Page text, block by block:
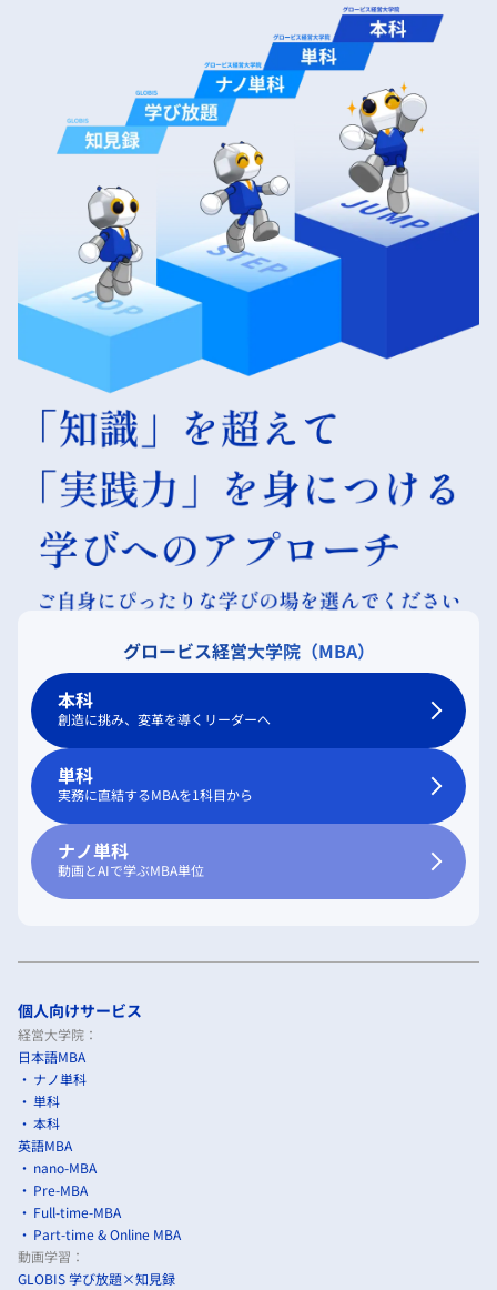
グロービス経営大学院（MBA）
本科
創造に挑み、変革を導くリーダーへ
単科
実務に直結するMBAを1科目から
ナノ単科
動画とAIで学ぶMBA単位
個人向けサービス
経営大学院：
日本語MBA
ナノ単科
単科
本科
英語MBA
nano-MBA
Pre-MBA
Full-time-MBA
Part-time & Online MBA
動画学習：
GLOBIS 学び放題×知見録